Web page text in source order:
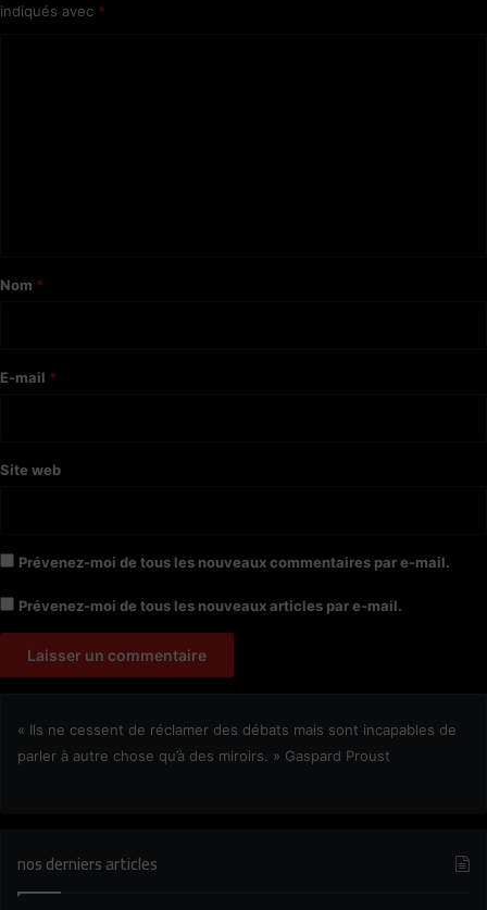
indiqués avec *
a
e
Nom *
E-mail *
Site web
Prévenez-moi de tous les nouveaux commentaires par e-mail.
Prévenez-moi de tous les nouveaux articles par e-mail.
« Ils ne cessent de réclamer des débats mais sont incapables de
parler à autre chose qu’à des miroirs. » Gaspard Proust
nos derniers articles